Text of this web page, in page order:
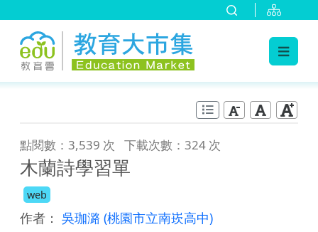
點閱數：3,539 次 下載次數：324 次
木蘭詩學習單
web
作者： 吳珈潞 (桃園市立南崁高中)